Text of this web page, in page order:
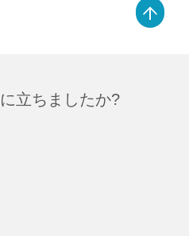
立ちましたか?